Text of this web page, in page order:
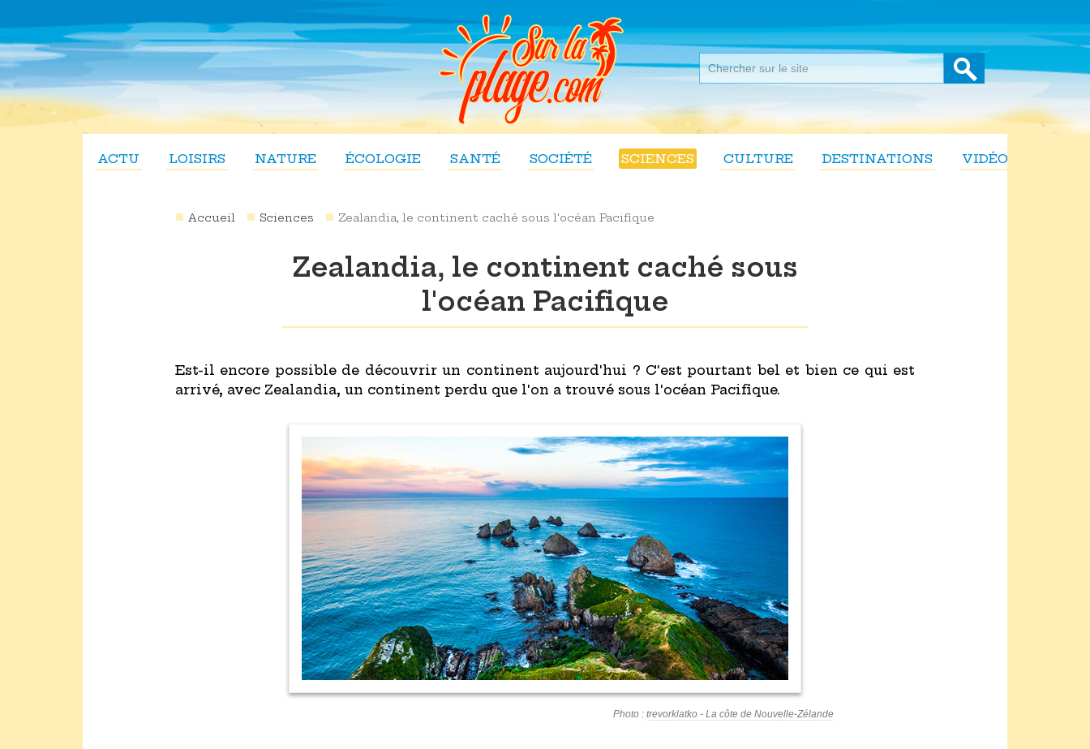
ACTU LOISIRS NATURE ÉCOLOGIE SANTÉ SOCIÉTÉ SCIENCES CULTURE DESTINATIONS VIDÉOS
Accueil Sciences Zealandia, le continent caché sous l'océan Pacifique
Zealandia, le continent caché sous
l'océan Pacifique
Est-il encore possible de découvrir un continent aujourd'hui ? C'est pourtant bel et bien ce qui est
arrivé, avec Zealandia, un continent perdu que l'on a trouvé sous l'océan Pacifique.
Photo : trevorklatko - La côte de Nouvelle-Zélande